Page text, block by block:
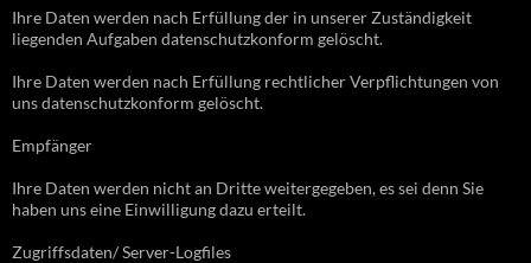
Ihre Daten werden nach Erfüllung der in unserer Zuständigkeit
liegenden Aufgaben datenschutzkonform gelöscht.
Ihre Daten werden nach Erfüllung rechtlicher Verpflichtungen von
uns datenschutzkonform gelöscht.
Empfänger
Ihre Daten werden nicht an Dritte weitergegeben, es sei denn Sie
haben uns eine Einwilligung dazu erteilt.
Zugriffsdaten/ Server-Logfiles